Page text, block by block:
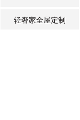
轻奢家全屋定制